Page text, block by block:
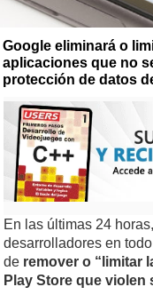
Google eliminará o
aplicaciones que no
protección de datos
En las últimas 24
desarrolladores en
de remover o “limitar
Play Store que